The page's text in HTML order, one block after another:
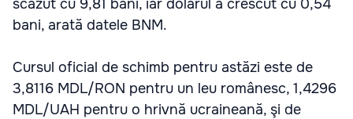
scăzut cu 9,81 bani, iar dolarul a crescut cu 0,54
bani, arată datele BNM.
Cursul oficial de schimb pentru astăzi este de
3,8116 MDL/RON pentru un leu românesc, 1,4296
MDL/UAH pentru o hrivnă ucraineană, şi de